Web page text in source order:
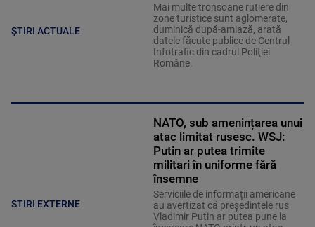
ȘTIRI ACTUALE
Mai multe tronsoane rutiere din
zone turistice sunt aglomerate,
duminică după-amiază, arată
datele făcute publice de Centrul
Infotrafic din cadrul Poliţiei
Române.
STIRI EXTERNE
NATO, sub amenințarea unui
atac limitat rusesc. WSJ:
Putin ar putea trimite
militari în uniforme fără
însemne
Serviciile de informații americane
au avertizat că președintele rus
Vladimir Putin ar putea pune la